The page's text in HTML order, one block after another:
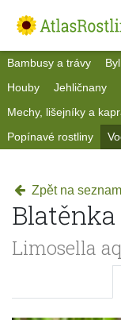
Bambusy a trávy
Houby
Jehličnany
Mechy, lišejníky a
Popínavé rostliny
Zpět na seznam
Limosella